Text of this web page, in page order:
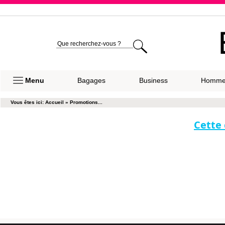
Menu Bagages Business
Vous êtes ici: Accueil » Promotions...
Cette